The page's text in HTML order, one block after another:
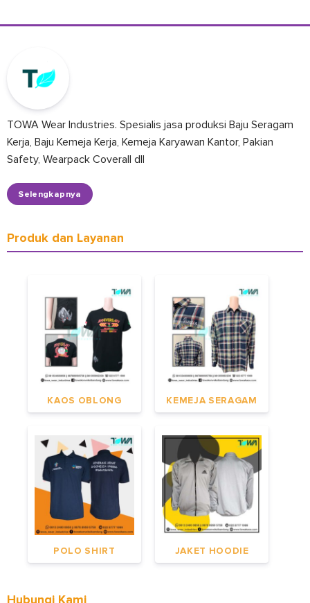
TOWA Wear Industries. Spesialis jasa produksi Baju Seragam
Kerja, Baju Kemeja Kerja, Kemeja Karyawan Kantor, Pakian
Safety, Wearpack Coverall dll
Selengkapnya
Produk dan Layanan
KAOS OBLONG KEMEJA SERAGAM
POLO SHIRT JAKET HOODIE
Hubungi Kami